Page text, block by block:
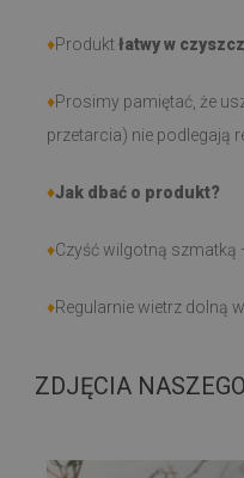
♦Produktłatwy w
♦Prosimy pamiętać, że
przetarcia) nie podlegają
♦Jak dbać o produkt?
♦Czyść wilgotną szmatką
♦Regularnie wietrz dolną
ZDJĘCIA